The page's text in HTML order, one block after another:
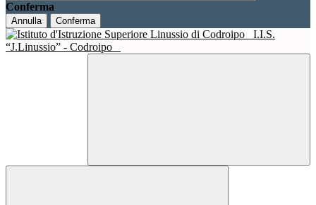
Conferma
Annulla Conferma
I.I.S.
“J.Linussio” - Codroipo